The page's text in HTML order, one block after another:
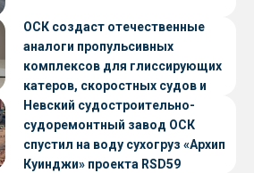
ОСК создаст отечественные
аналоги пропульсивных
комплексов для глиссирующих
катеров, скоростных судов и
судов с малой осадкой
Невский судостроительно-
судоремонтный завод ОСК
спустил на воду сухогруз «Архип
Куинджи» проекта RSD59